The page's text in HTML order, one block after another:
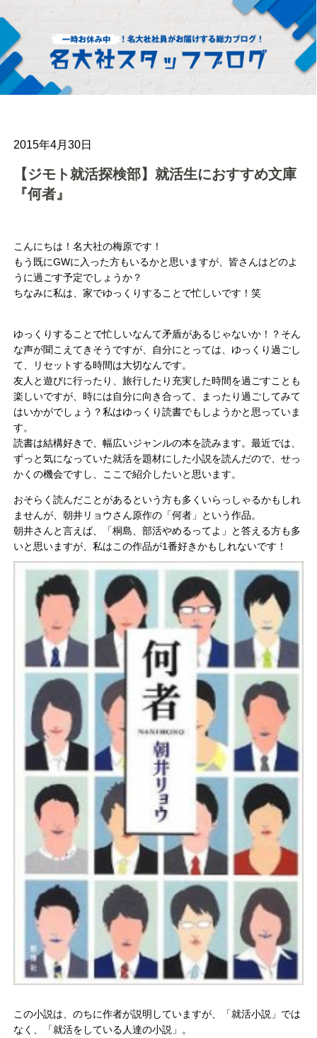
2015年4月30日
【ジモト就活探検部】就活生におすすめ文庫
『何者』
こんにちは！名大社の梅原です！
もう既にGWに入った方もいるかと思いますが、皆さんはどのよ
うに過ごす予定でしょうか？
ちなみに私は、家でゆっくりすることで忙しいです！笑
ゆっくりすることで忙しいなんて矛盾があるじゃないか！？ そん
な声が聞こえてきそうですが、自分にとっては、 ゆっくり過ごし
て、リセットする時間は大切なんです。
友人と遊びに行ったり、旅行したり充実した時間を過ごすことも
楽しいですが、時には自分に向き合って、 まったり過ごしてみて
はいかがでしょう？私はゆっくり読書でもしようかと思っていま
す。
読書は結構好きで、幅広いジャンルの本を読みます。最近では、
ずっと気になっていた就活を題材にした小説を読んだので、せっ
かくの機会ですし、ここで紹介したいと思います。
おそらく読んだことがあるという方も多くいらっしゃるかもしれ
ませんが、朝井リョウさん原作の「何者」という作品。
朝井さんと言えば、「桐島、部活やめるってよ」 と答える方も多
いと思いますが、私はこの作品が1番好きかもしれないです！
この小説は、のちに作者が説明していますが、「就活小説」 では
なく、「就活をしている人達の小説」。